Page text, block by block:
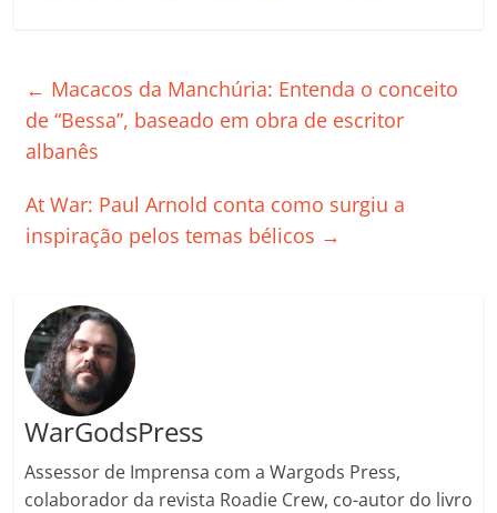
e
b
o
k
er l s
A
p
e
dI
gl
e
ss
ro
y
Li
p
ar
ar
← Macacos da Manchúria: Entenda o conceito
de “Bessa”, baseado em obra de escritor
albanês
At War: Paul Arnold conta como surgiu a
inspiração pelos temas bélicos →
WarGodsPress
Assessor de Imprensa com a Wargods Press,
colaborador da revista Roadie Crew, co-autor do livro